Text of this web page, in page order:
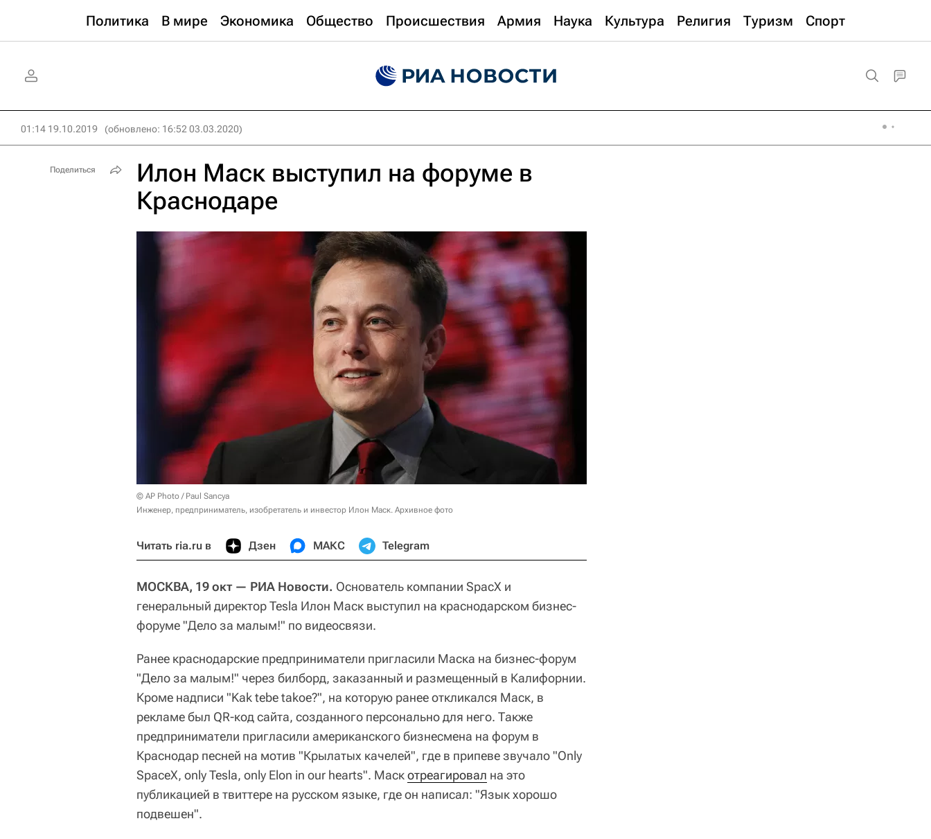
Политика В мире Экономика Общество Происшествия Армия Наука Культура Религия Туризм Спорт
01:14 19.10.2019 (обновлено: 16:52 03.03.2020)
Илон Маск выступил на форуме в
Краснодаре
© AP Photo / Paul Sancya
Инженер, предприниматель, изобретатель и инвестор Илон Маск. Архивное фото
Читать ria.ru в Дзен МАКС Telegram
МОСКВА, 19 окт — РИА Новости. Основатель компании SpacX и
генеральный директор Tesla Илон Маск выступил на краснодарском бизнес-
форуме "Дело за малым!" по видеосвязи.
Ранее краснодарские предприниматели пригласили Маска на бизнес-форум
"Дело за малым!" через билборд, заказанный и размещенный в Калифорнии.
Кроме надписи "Kak tebe takoe?", на которую ранее откликался Маск, в
рекламе был QR-код сайта, созданного персонально для него. Также
предприниматели пригласили американского бизнесмена на форум в
Краснодар песней на мотив "Крылатых качелей", где в припеве звучало "Only
SpaceX, only Tesla, only Elon in our hearts". Маскотреагировал на это
публикацией в твиттере на русском языке, где он написал: "Язык хорошо
подвешен".
Поделиться